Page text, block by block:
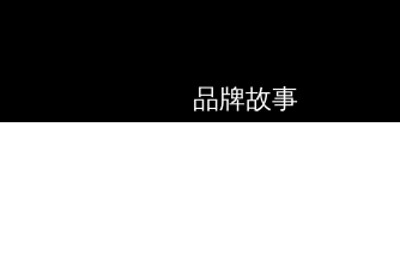
品牌故事